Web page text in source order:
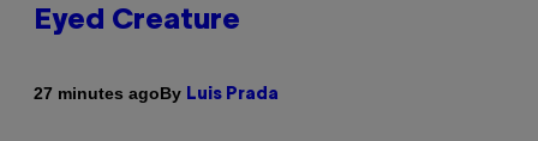
Eyed Creature
27 minutes agoBy Luis Prada